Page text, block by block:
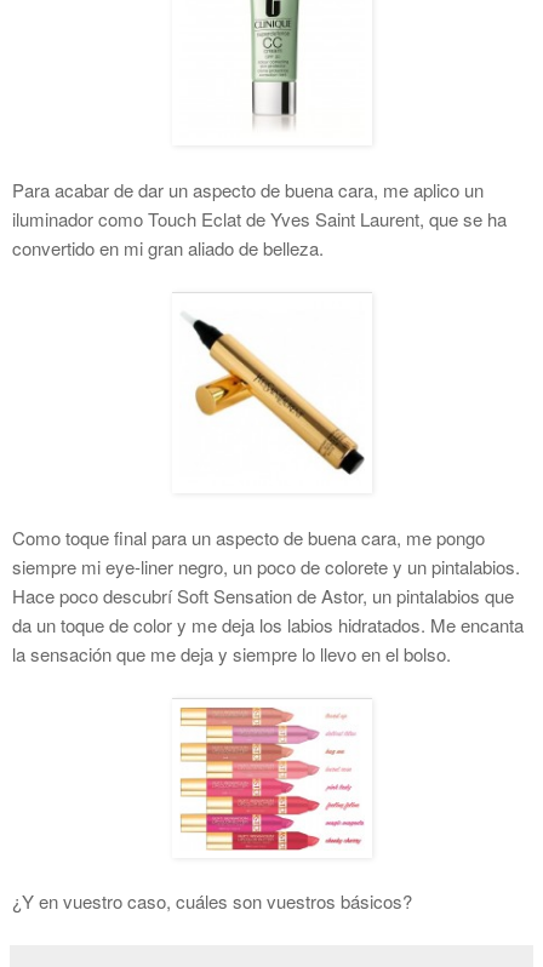
Para acabar de dar un aspecto de buena cara, me aplico un
iluminador como Touch Eclat de Yves Saint Laurent, que se ha
convertido en mi gran aliado de belleza.
Como toque final para un aspecto de buena cara, me pongo
siempre mi eye-liner negro, un poco de colorete y un pintalabios.
Hace poco descubrí Soft Sensation de Astor, un pintalabios que
da un toque de color y me deja los labios hidratados. Me encanta
la sensación que me deja y siempre lo llevo en el bolso.
¿Y en vuestro caso, cuáles son vuestros básicos?